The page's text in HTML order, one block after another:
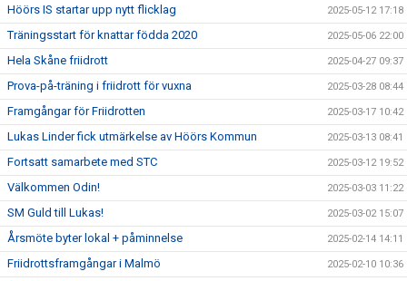
Höörs IS startar upp nytt flicklag 2025-05-12 17:18
Träningsstart för knattar födda 2020 2025-05-06 22:00
Hela Skåne friidrott 2025-04-27 09:37
Prova-på-träning i friidrott för vuxna 2025-03-28 08:44
Framgångar för Friidrotten 2025-03-17 10:42
Lukas Linder fick utmärkelse av Höörs Kommun 2025-03-13 08:41
Fortsatt samarbete med STC 2025-03-12 19:52
Välkommen Odin! 2025-03-03 11:22
SM Guld till Lukas! 2025-03-02 15:07
Årsmöte byter lokal + påminnelse 2025-02-14 14:11
Friidrottsframgångar i Malmö 2025-02-10 10:36